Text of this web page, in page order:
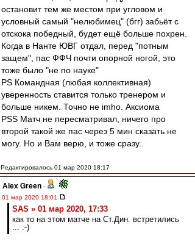
остановит тем же местом при угловом и
условный самый "нелюбимец" (бгг) забьёт с
отскока победный, будет ещё больше похрен.
Когда в Нанте ЮВГ отдал, перед "потным
защем", пас ФФЧ почти опорной ногой, это
тоже было "не по науке"
PS Командная (любая коллективная)
уверенность ставится только тренером и
больше никем. Точно не imho. Аксиома
PSS Матч не пересматривал, ничего про
второй такой же пас через 5 мин сказать не
могу. Но и Вам верю, и тоже сразу..
Редактировалось 01 мар 2020 18:17
Alex Green -
01 мар 2020 18:01
SAS » 01 мар 2020, 17:33
как то на этом матче на Ст.Дин. встретились
... :-)